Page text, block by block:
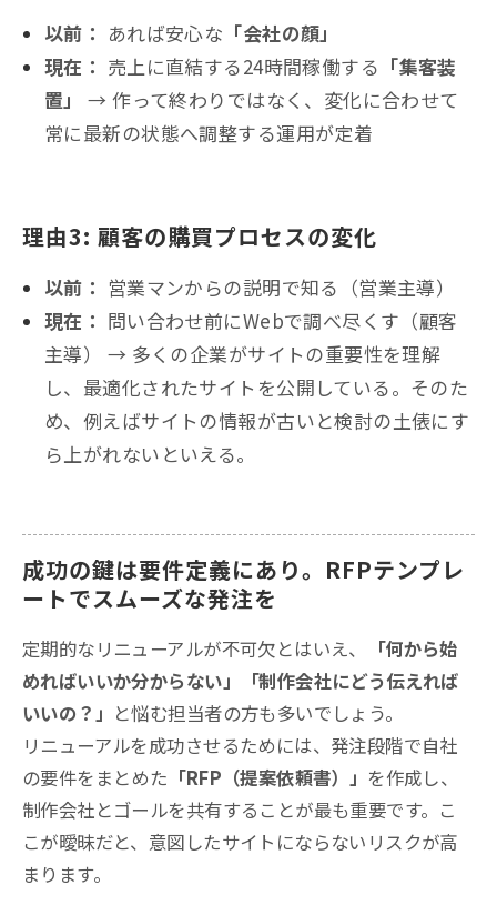
以前： あれば安心な 「会社の顔」
現在： 売上に直結する24時間稼働する 「集客装
置」
→ 作って終わりではなく、変化に合わせて
常に最新の状態へ調整する運用が定着
理由3: 顧客の購買プロセスの変化
以前： 営業マンからの説明で知る（営業主導）
現在： 問い合わせ前にWebで調べ尽くす（顧客
主導） → 多くの企業がサイトの重要性を理解
し、最適化されたサイトを公開している。そのた
め、例えばサイトの情報が古いと検討の土俵にす
ら上がれないといえる。
成功の鍵は要件定義にあり。RFPテンプレ
ートでスムーズな発注を
定期的なリニューアルが不可欠とはいえ、
「何から始
めればいいか分からない」「制作会社にどう伝えれば
いいの？」 と悩む担当者の方も多いでしょう。
リニューアルを成功させるためには、発注段階で自社
の要件をまとめた 「RFP（提案依頼書）」 を作成し、
制作会社とゴールを共有することが最も重要です。こ
こが曖昧だと、意図したサイトにならないリスクが高
まります。